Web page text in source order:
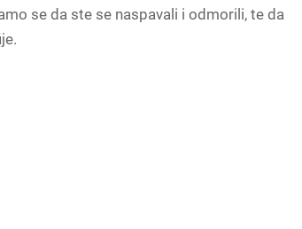
se da ste se naspavali i odmorili, te da